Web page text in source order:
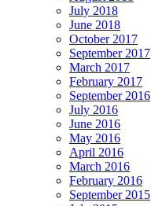
July 2018
June 2018
October 2017
September 2017
March 2017
February 2017
September 2016
July 2016
June 2016
May 2016
April 2016
March 2016
February 2016
September 2015